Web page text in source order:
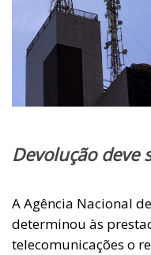
Devolução deve
A Agência Nacional
determinou às
telecomunicações o